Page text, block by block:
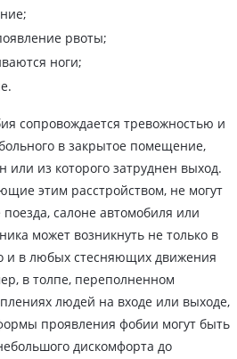
рвоты;
ноги;
сопровождается тревожностью и
в закрытое помещение,
или из которого затруднен выход.
этим расстройством, не могут
салоне автомобиля или
может возникнуть не только в
и в любых стесняющих движения
в толпе, переполненном
людей на входе или выходе,
проявления фобии могут быть
дискомфорта до